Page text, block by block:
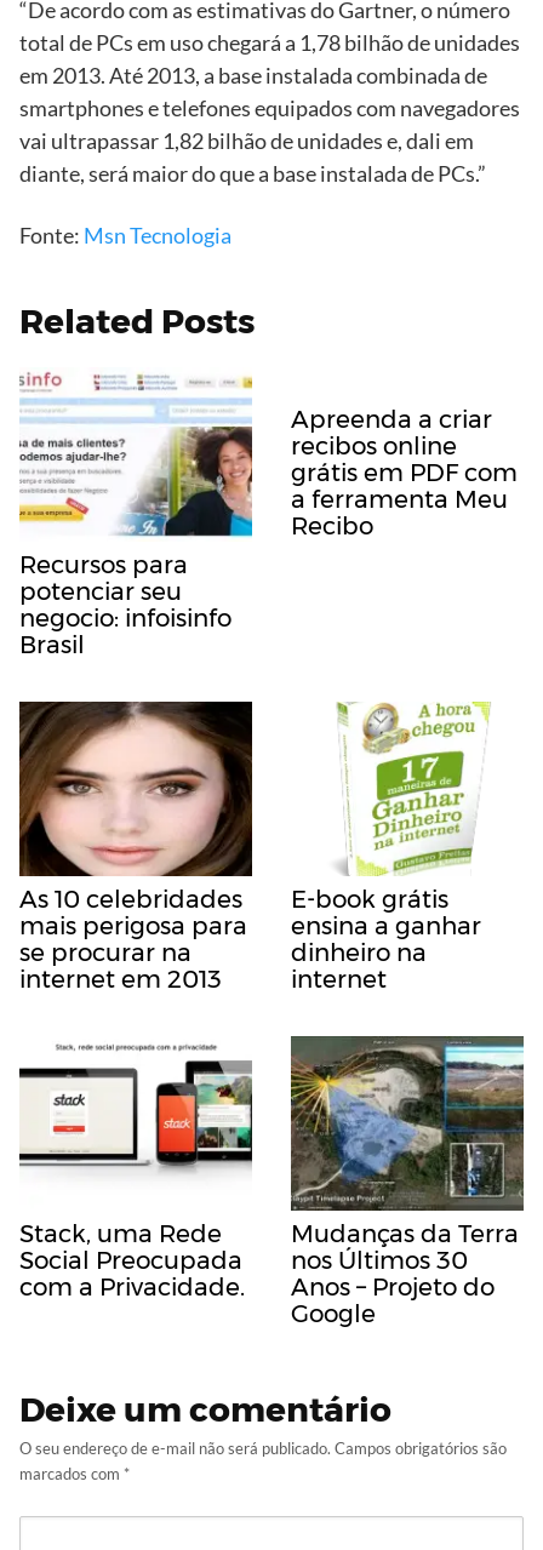
“De acordo com as estimativas do Gartner, o número
total de PCs em uso chegará a 1,78 bilhão de unidades
em 2013. Até 2013, a base instalada combinada de
smartphones e telefones equipados com navegadores
vai ultrapassar 1,82 bilhão de unidades e, dali em
diante, será maior do que a base instalada de PCs.”
Fonte: Msn Tecnologia
Related Posts
Recursos para
potenciar seu
negocio: infoisinfo
Brasil
Apreenda a criar
recibos online
grátis em PDF com
a ferramenta Meu
Recibo
As 10 celebridades
mais perigosa para
se procurar na
internet em 2013
E-book grátis
ensina a ganhar
dinheiro na
internet
Stack, uma Rede
Social Preocupada
com a Privacidade.
Mudanças da Terra
nos Últimos 30
Anos – Projeto do
Google
Deixe um comentário
O seu endereço de e-mail não será publicado. Campos obrigatórios são
marcados com *